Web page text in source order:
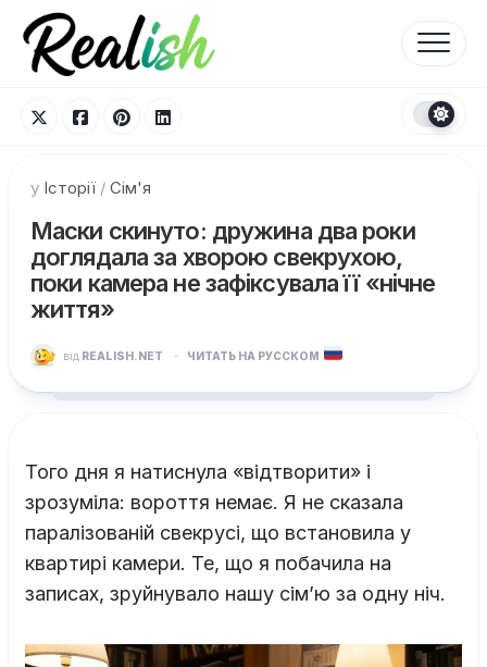
Перейти
вмісту
у Історії / Сім'я
Маски скинуто: дружина два роки
доглядала за хворою свекрухою,
поки камера не зафіксувала її «нічне
життя»
від REALISH.NET · ЧИТАТЬ НА РУССКОМ
Того дня я натиснула «відтворити» і
зрозуміла: вороття немає. Я не сказала
паралізованій свекрусі, що встановила у
квартирі камери. Те, що я побачила на
записах, зруйнувало нашу сім’ю за одну ніч.